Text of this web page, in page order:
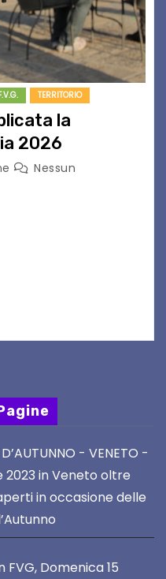
TERRITORIO
la
2026
Nessun
- VENETO -
2023 in Veneto oltre
in occasione delle
FVG, Domenica 15